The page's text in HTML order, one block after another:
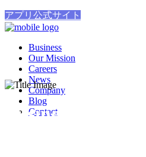
アプリ公式サイト
Business
Our Mission
Careers
News
Company
Blog
Contact
Business